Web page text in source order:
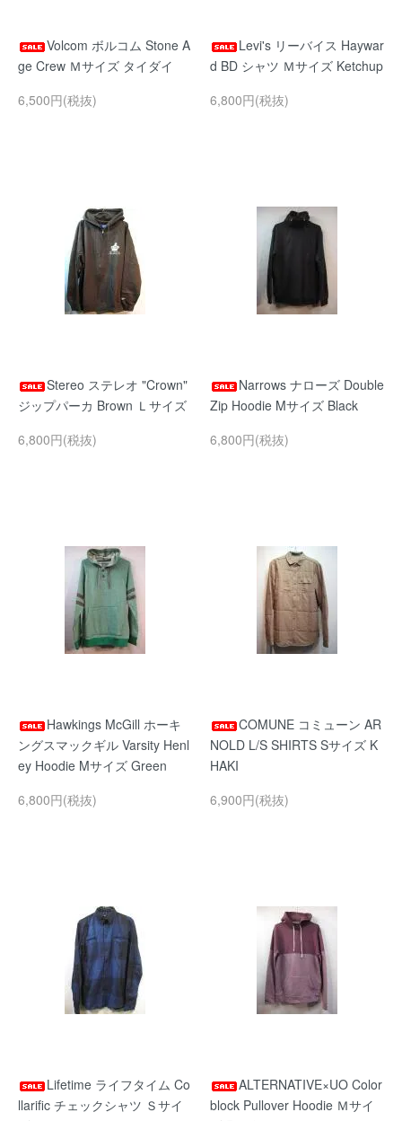
Volcom ボルコム Stone A
ge Crew Ｍサイズ タイダイ
6,500円(税抜)
Levi's リーバイス Haywar
d BD シャツ Ｍサイズ Ketchup
6,800円(税抜)
Stereo ステレオ "Crown"
ジップパーカ Brown Ｌサイズ
6,800円(税抜)
Narrows ナローズ Double
Zip Hoodie Mサイズ Black
6,800円(税抜)
Hawkings McGill ホーキ
ングスマックギル Varsity Henl
ey Hoodie Mサイズ Green
6,800円(税抜)
COMUNE コミューン AR
NOLD L/S SHIRTS Sサイズ K
HAKI
6,900円(税抜)
Lifetime ライフタイム Co
llarific チェックシャツ Ｓサイ
ALTERNATIVE×UO Color
block Pullover Hoodie Ｍサイ